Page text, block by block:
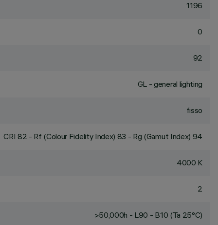
1196
0
92
GL - general lighting
fisso
CRI 82 - Rf (Colour Fidelity Index) 83 - Rg (Gamut Index) 94
4000 K
2
>50,000h - L90 - B10 (Ta 25°C)